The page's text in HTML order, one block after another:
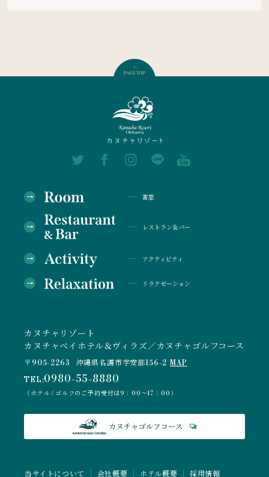
客室
レストラン＆バー
アクティビティ
リラクゼーション
カヌチャリゾート
カヌチャベイホテル＆ヴィラズ／カヌチャゴルフコース
〒905-2263 沖縄県名護市字安部156-2 MAP
TEL:0980-55-8880
（ホテル / ゴルフのご予約受付は9：00～17：00）
当サイトについて 会社概要 ホテル概要 採用情報